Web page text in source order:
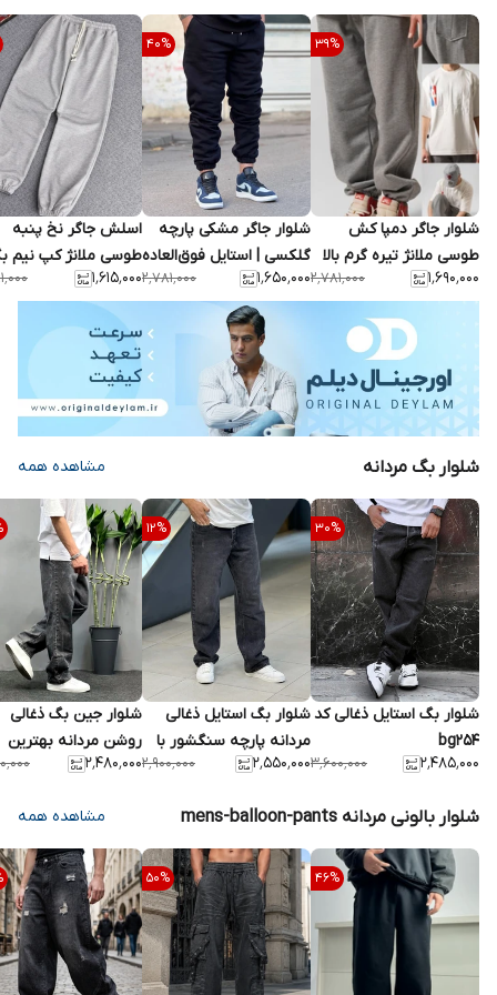
39%
شلوار جاگر دمپا کش
طوسی ملانژ تیره گرم بالا
کپ نیم بگ کد ۸۶۷
۱٬۶۹۰٬۰۰۰ ۲٬۷۸۱٬۰۰۰
40%
شلوار جاگر مشکی پارچه
گلکسی | استایل فوق‌العاده
شیک 2026
۱٬۶۵۰٬۰۰۰ ۲٬۷۸۱٬۰۰۰
اسلش جاگر نخ پنبه
طوسی ملانژ کپ
کد ۸۶۹ | کیفیت عالی
۱٬۶۱۵٬۰۰۰
شلوار بگ مردانه مشاهده همه
30%
شلوار بگ استایل ذغالی کد
bg254
۲٬۴۸۵٬۰۰۰
۳٬۶۰۰٬۰۰۰
12%
شلوار بگ استایل ذغالی
مردانه پارچه سنگشور با
قد ۱۱۰ سانتی کد f75
۲٬۵۵۰٬۰۰۰ ۲٬۹۰۰٬۰۰۰
شلوار جین بگ ذغالی
روشن مردانه بهترین
کیفیت کد 4651
۲٬۴۸۰٬۰۰۰
شلوار بالونی مردانه mens-balloon-pants مشاهده همه
46%
50%